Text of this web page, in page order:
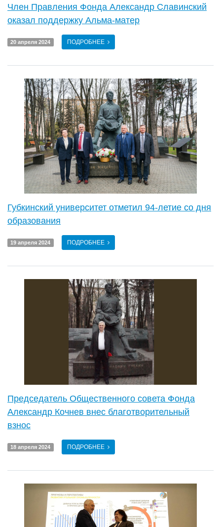
Член Правления Фонда Александр Славинский
оказал поддержку Альма-матер
20 апреля 2024 ПОДРОБНЕЕ
Губкинский университет отметил 94-летие со дня
образования
19 апреля 2024 ПОДРОБНЕЕ
Председатель Общественного совета Фонда
Александр Кочнев внес благотворительный
взнос
18 апреля 2024 ПОДРОБНЕЕ